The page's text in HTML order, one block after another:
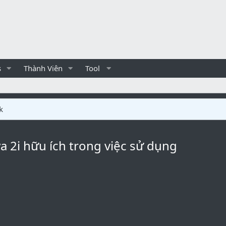
Thành Viên Tool
2i hữu ích trong việc sử dụng